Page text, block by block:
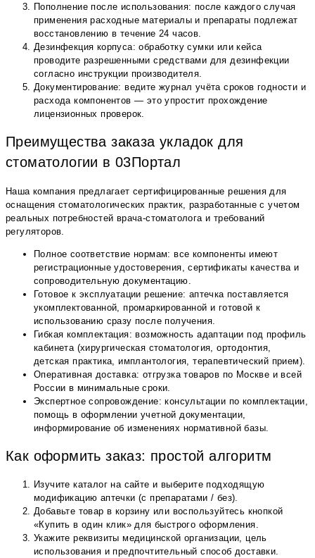
Пополнение после использования: после каждого случая
применения расходные материалы и препараты подлежат
восстановлению в течение 24 часов.
Дезинфекция корпуса: обработку сумки или кейса
проводите разрешенными средствами для дезинфекции
согласно инструкции производителя.
Документирование: ведите журнал учёта сроков годности и
расхода компонентов — это упростит прохождение
лицензионных проверок.
Преимущества заказа укладок для
стоматологии в 03Портал
Наша компания предлагает сертифицированные решения для
оснащения стоматологических практик, разработанные с учетом
реальных потребностей врача-стоматолога и требований
регуляторов.
Полное соответствие нормам: все компоненты имеют
регистрационные удостоверения, сертификаты качества и
сопроводительную документацию.
Готовое к эксплуатации решение: аптечка поставляется
укомплектованной, промаркированной и готовой к
использованию сразу после получения.
Гибкая комплектация: возможность адаптации под профиль
кабинета (хирургическая стоматология, ортодонтия,
детская практика, имплантология, терапевтический прием).
Оперативная доставка: отгрузка товаров по Москве и всей
России в минимальные сроки.
Экспертное сопровождение: консультации по комплектации,
помощь в оформлении учетной документации,
информирование об изменениях нормативной базы.
Как оформить заказ: простой алгоритм
Изучите каталог на сайте и выберите подходящую
модификацию аптечки (с препаратами / без).
Добавьте товар в корзину или воспользуйтесь кнопкой
«Купить в один клик» для быстрого оформления.
Укажите реквизиты медицинской организации, цель
использования и предпочтительный способ доставки.